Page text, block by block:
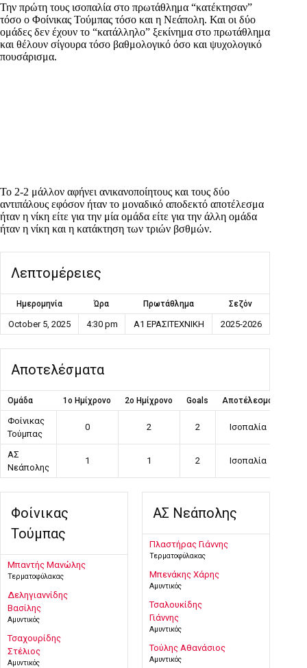
Την πρώτη τους ισοπαλία στο πρωτάθλημα “κατέκτησαν”
τόσο ο Φοίνικας Τούμπας τόσο και η Νεάπολη. Και οι δύο
ομάδες δεν έχουν το “κατάλληλο” ξεκίνημα στο πρωτάθλημα
και θέλουν σίγουρα τόσο βαθμολογικό όσο και ψυχολογικό
πουσάρισμα.
Το 2-2 μάλλον αφήνει ανικανοποίητους και τους δύο
αντιπάλους εφόσον ήταν το μοναδικό αποδεκτό αποτέλεσμα
ήταν η νίκη είτε για την μία ομάδα είτε για την άλλη ομάδα
ήταν η νίκη και η κατάκτηση των τριών βσθμών.
Λεπτομέρειες
Ημερομηνία Ώρα Πρωτάθλημα Σεζόν
October 5, 2025 4:30 pm Α1 ΕΡΑΣΙΤΕΧΝΙΚΗ 2025-2026
Αποτελέσματα
Ομάδα 1ο Ημίχρονο 2ο Ημίχρονο Goals Αποτέλεσμα
Φοίνικας
Τούμπας
0 2 2 Ισοπαλία
ΑΣ
Νεάπολης
1 1 2 Ισοπαλία
Φοίνικας
Τούμπας
Μπαντής Μανώλης
Τερματοφύλακας
Δεληγιαννίδης
Βασίλης
Αμυντικός
Τσαχουρίδης
Στέλιος
Αμυντικός
ΑΣ Νεάπολης
Πλαστήρας Γιάννης
Τερματοφύλακας
Μπενάκης Χάρης
Αμυντικός
Τσαλουκίδης
Γιάννης
Αμυντικός
Τούλης Αθανάσιος
Αμυντικός